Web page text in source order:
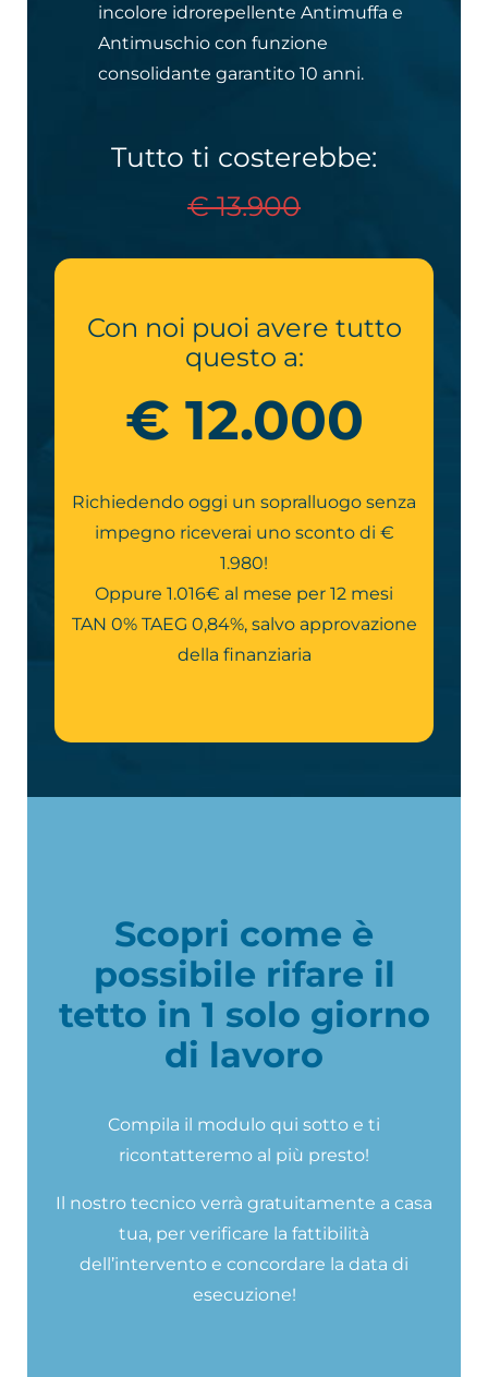
incolore idrorepellente Antimuffa e
Antimuschio con funzione
consolidante garantito 10 anni.
Tutto ti costerebbe:
€ 13.900
Con noi puoi avere tutto
questo a:
€ 12.000
Richiedendo oggi un sopralluogo senza
impegno riceverai uno sconto di €
1.980!
Oppure 1.016€ al mese per 12 mesi
TAN 0% TAEG 0,84%, salvo approvazione
della finanziaria
Scopri come è
possibile rifare il
tetto in 1 solo giorno
di lavoro
Compila il modulo qui sotto e ti
ricontatteremo al più presto!
Il nostro tecnico verrà gratuitamente a casa
tua, per verificare la fattibilità
dell’intervento e concordare la data di
esecuzione!